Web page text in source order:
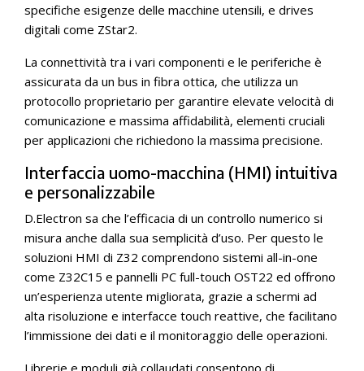
specifiche esigenze delle macchine utensili, e drives
digitali come ZStar2.
La connettività tra i vari componenti e le periferiche è
assicurata da un bus in fibra ottica, che utilizza un
protocollo proprietario per garantire elevate velocità di
comunicazione e massima affidabilità, elementi cruciali
per applicazioni che richiedono la massima precisione.
Interfaccia uomo-macchina (HMI) intuitiva
e personalizzabile
D.Electron sa che l’efficacia di un controllo numerico si
misura anche dalla sua semplicità d’uso. Per questo le
soluzioni HMI di Z32 comprendono sistemi all-in-one
come Z32C15 e pannelli PC full-touch OST22 ed offrono
un’esperienza utente migliorata, grazie a schermi ad
alta risoluzione e interfacce touch reattive, che facilitano
l’immissione dei dati e il monitoraggio delle operazioni.
Librerie e moduli già collaudati consentono di